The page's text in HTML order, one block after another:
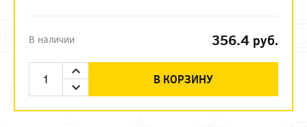
В наличии 356.4 руб.
В КОРЗИНУ